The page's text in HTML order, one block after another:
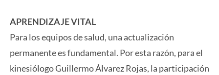
APRENDIZAJE VITAL
Para los equipos de salud, una actualización
permanente es fundamental. Por esta razón, para el
kinesiólogo Guillermo Álvarez Rojas, la participación